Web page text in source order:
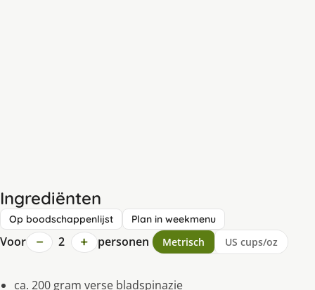
Ingrediënten
Op boodschappenlijst Plan in weekmenu
Voor − 2 + personen Metrisch US cups/oz
ca. 200 gram verse bladspinazie